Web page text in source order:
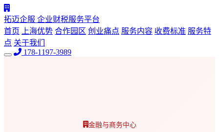
拓迈企服 企业财税服务平台
首页
上海优势 合作园区 创业痛点 服务内容 收费标准 服务特
点 关于我们
178-1197-3989
金融与商务中心